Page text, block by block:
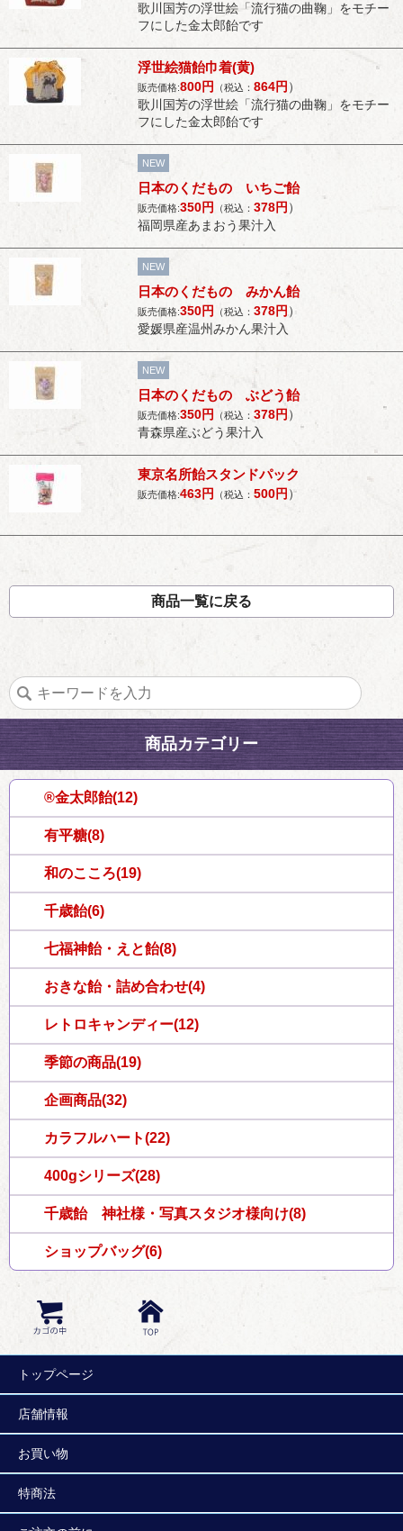
歌川国芳の浮世絵「流行猫の曲鞠」をモチー
フにした金太郎飴です
浮世絵猫飴巾着(黄)
販売価格:800円 （税込： 864円 ）
歌川国芳の浮世絵「流行猫の曲鞠」をモチー
フにした金太郎飴です
NEW
日本のくだもの いちご飴
販売価格:350円 （税込： 378円 ）
福岡県産あまおう果汁入
NEW
日本のくだもの みかん飴
販売価格:350円 （税込： 378円 ）
愛媛県産温州みかん果汁入
NEW
日本のくだもの ぶどう飴
販売価格:350円 （税込： 378円 ）
青森県産ぶどう果汁入
東京名所飴スタンドパック
販売価格:463円 （税込： 500円 ）
商品一覧に戻る
商品カテゴリー
®金太郎飴(12)
有平糖(8)
和のこころ(19)
千歳飴(6)
七福神飴・えと飴(8)
おきな飴・詰め合わせ(4)
レトロキャンディー(12)
季節の商品(19)
企画商品(32)
カラフルハート(22)
400gシリーズ(28)
千歳飴 神社様・写真スタジオ様向け(8)
ショップバッグ(6)
トップページ
店舗情報
お買い物
特商法